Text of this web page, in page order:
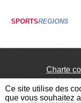
SPORTSREGIONS
Charte
Ce site utilise des
que vous souhaitez